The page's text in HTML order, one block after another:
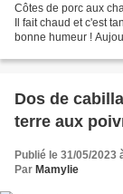
Côtes de porc aux
Il fait chaud et c'est
bonne humeur !
Dos de
terre aux
Publié le 31/05/2023
Par Mamylie